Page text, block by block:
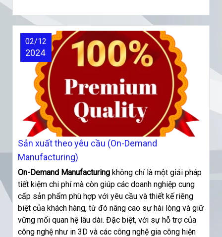
Sản xuất theo yêu cầu (On-Demand
Manufacturing)
02/12
2024
On-Demand Manufacturing không chỉ là một giải pháp
tiết kiệm chi phí mà còn giúp các doanh nghiệp cung
cấp sản phẩm phù hợp với yêu cầu và thiết kế riêng
biệt của khách hàng, từ đó nâng cao sự hài lòng và giữ
vững mối quan hệ lâu dài. Đặc biệt, với sự hỗ trợ của
công nghệ như in 3D và các công nghệ gia công hiện